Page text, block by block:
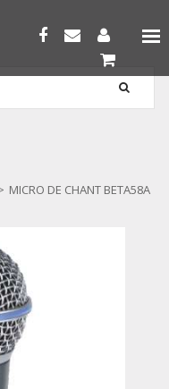
MICRO DE CHANT BETA58A